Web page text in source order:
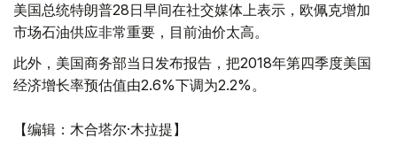
美国总统特朗普28日早间在社交媒体上表示，欧佩克增加
市场石油供应非常重要，目前油价太高。
此外，美国商务部当日发布报告，把2018年第四季度美国
经济增长率预估值由2.6%下调为2.2%。
【编辑：木合塔尔·木拉提】